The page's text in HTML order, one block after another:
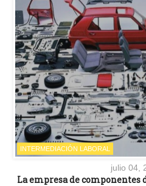
INTERMEDIACIÓN LABORAL
julio 04,
La empresa de componentes